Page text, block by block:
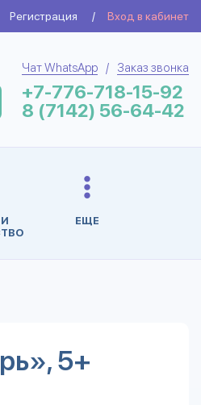
Регистрация / Вход в кабинет
Чат WhatsApp / Заказ звонка
+7-776-718-15-92
8 (7142) 56-64-42
ЕЩЕ
5+